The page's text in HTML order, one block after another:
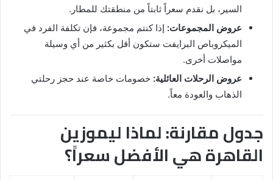
السير، بل نقدم سعراً ثابتاً من منطقتك للمطار.
عروض المجموعات: إذا كنتم مجموعة، فإن تكلفة الفرد في
الميكروباص البرايفت ستكون أقل بكثير من أي وسيلة
مواصلات أخرى.
عروض الرحلات العائلية: خصومات خاصة عند حجز رحلتي
الذهاب والعودة معاً.
جدول مقارنة: لماذا ليموزين
القاهرة هي الأفضل سعراً؟